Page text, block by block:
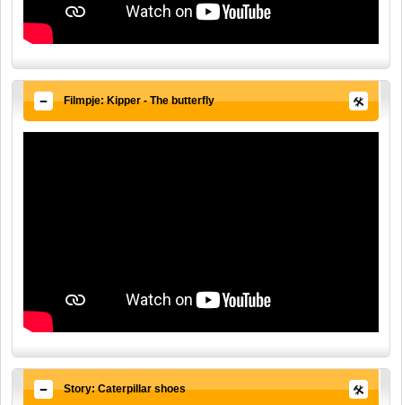
Filmpje: Kipper - The butterfly
Story: Caterpillar shoes